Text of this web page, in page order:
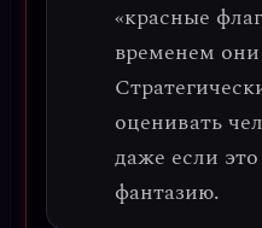
«красные
временем
оценивать
даже если
фантазию.